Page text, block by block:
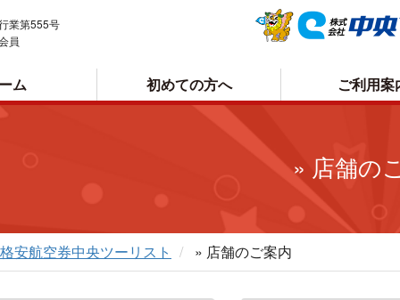
ム 初めての方へ ご利用案
お申込方法について
お受取り方法について
業第555号
員
» 店舗の
安航空券中央ツーリスト » 店舗のご案内